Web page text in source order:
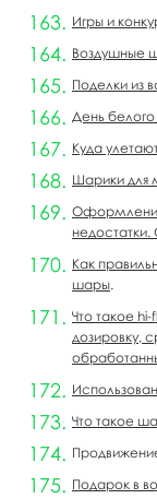
Игры и
Воздушные
Поделки из
День
Куда
Шарики для
Как
шары.
Что такое
дозировку,
Что такое
Подарок в